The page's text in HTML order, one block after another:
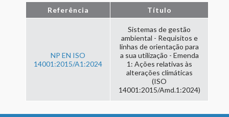
Referência Título
NP EN ISO
14001:2015/A1:2024
Sistemas de gestão
ambiental - Requisitos e
linhas de orientação para
a sua utilização - Emenda
1: Ações relativas às
alterações climáticas
(ISO
14001:2015/Amd.1:2024)